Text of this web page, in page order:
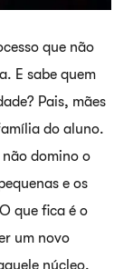
que não
E sabe quem
Pais, mães
do aluno.
não domino o
e os
que fica é o
um novo
núcleo,